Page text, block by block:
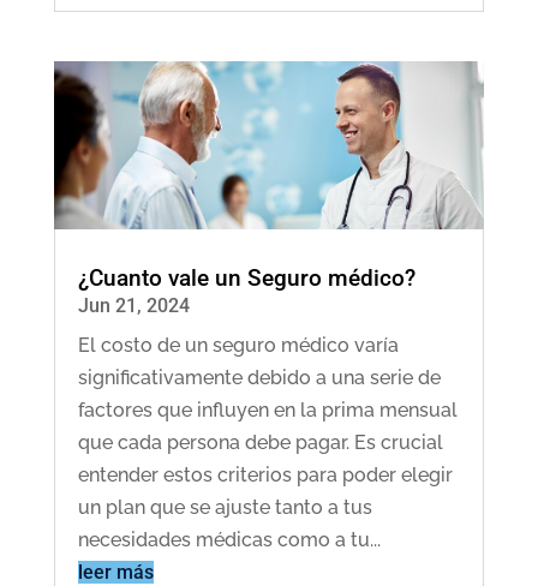
¿Cuanto vale un Seguro médico?
Jun 21, 2024
El costo de un seguro médico varía
significativamente debido a una serie de
factores que influyen en la prima mensual
que cada persona debe pagar. Es crucial
entender estos criterios para poder elegir
un plan que se ajuste tanto a tus
necesidades médicas como a tu...
leer más